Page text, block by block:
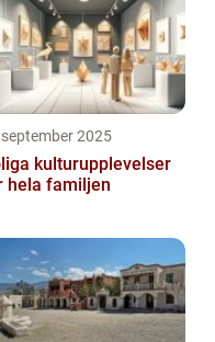
2025
kulturupplevelser
hela familjen